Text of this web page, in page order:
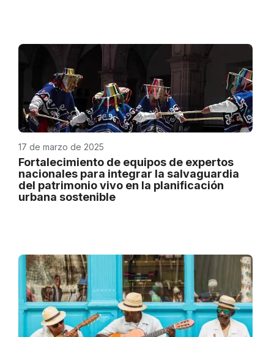
17 de marzo de 2025
Fortalecimiento de equipos de expertos
nacionales para integrar la salvaguardia
del patrimonio vivo en la planificación
urbana sostenible